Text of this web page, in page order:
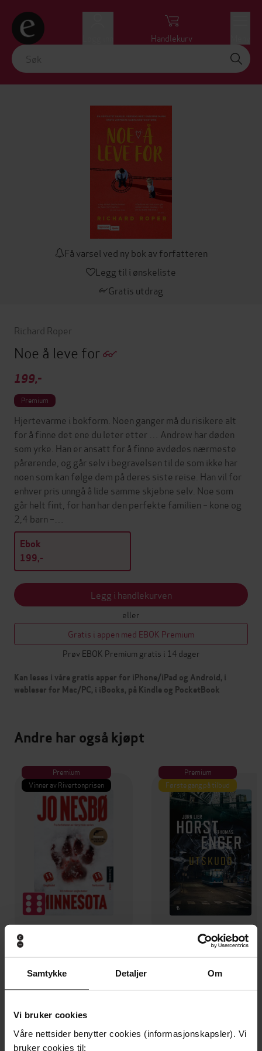
Samtykke Detaljer Om
Vi bruker cookies
Våre nettsider benytter cookies (informasjonskapsler). Vi
bruker cookies til:
Handlekurv
Få varsel ved ny bok av forfatteren
Legg til i ønskeliste
Gratis utdrag
Richard Roper
Noe å leve for
199,-
Premium
Hjertevarme i bokform. Noen ganger må du risikere alt
for å finne det ene du leter etter … Andrew har døden
som yrke. Han er ansatt for å finne avdødes nærmeste
pårørende, og går selv i begravelsen til de som ikke har
noen som kan følge dem på deres siste reise. Han vil for
enhver pris unngå å lide samme skjebne selv. Noe som
går helt fint, for han har den perfekte familien – kone og
2,4 barn –…
Ebok
199,-
Legg i handlekurven
eller
Gratis i appen med EBOK Premium
Prøv EBOK Premium gratis i 14 dager
Kan leses i våre gratis apper for iPhone/iPad og Android, i
webleser for Mac/PC, i iBooks, på Kindle og PocketBook
Andre har også kjøpt
Premium
Vinner av Rivertonprisen
Jo Nesbø
EBOK
Premium
Første gang på tilbud
129,-
Jørn Lier Horst
EBOK